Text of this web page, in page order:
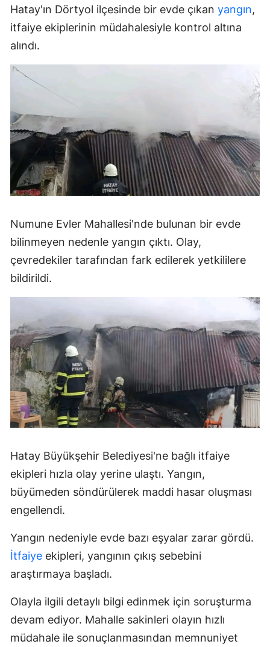
Hatay'ın Dörtyol ilçesinde bir evde çıkan yangın,
itfaiye ekiplerinin müdahalesiyle kontrol altına
alındı.
Numune Evler Mahallesi'nde bulunan bir evde
bilinmeyen nedenle yangın çıktı. Olay,
çevredekiler tarafından fark edilerek yetkililere
bildirildi.
Hatay Büyükşehir Belediyesi'ne bağlı itfaiye
ekipleri hızla olay yerine ulaştı. Yangın,
büyümeden söndürülerek maddi hasar oluşması
engellendi.
Yangın nedeniyle evde bazı eşyalar zarar gördü.
İtfaiye ekipleri, yangının çıkış sebebini
araştırmaya başladı.
Olayla ilgili detaylı bilgi edinmek için soruşturma
devam ediyor. Mahalle sakinleri olayın hızlı
müdahale ile sonuçlanmasından memnuniyet